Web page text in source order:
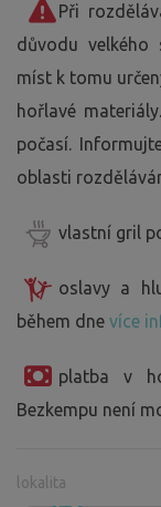
Při
důvodu velkého
míst k tomu
hořlavé
počasí.
oblasti
vlastní gril
oslavy a
během dne více
platba v
Bezkempu není
lokalita